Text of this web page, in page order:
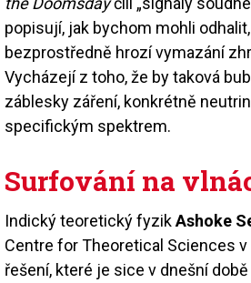
popisují, jak bychom mohli
bezprostředně hrozí vymazání
Vycházejí z toho, že by taková
záblesky záření, konkrétně
specifickým spektrem.
Surfování na
Indický teoretický fyzikAshoke
Centre for Theoretical Sciences
řešení, které je sice v dnešní